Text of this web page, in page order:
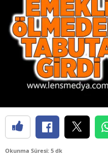
Okunma Süresi: 5 dk